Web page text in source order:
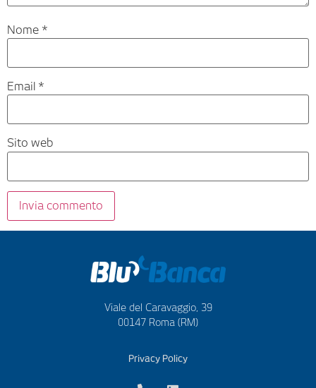
Nome *
Email *
Sito web
Viale del Caravaggio, 39
00147 Roma (RM)
Privacy Policy